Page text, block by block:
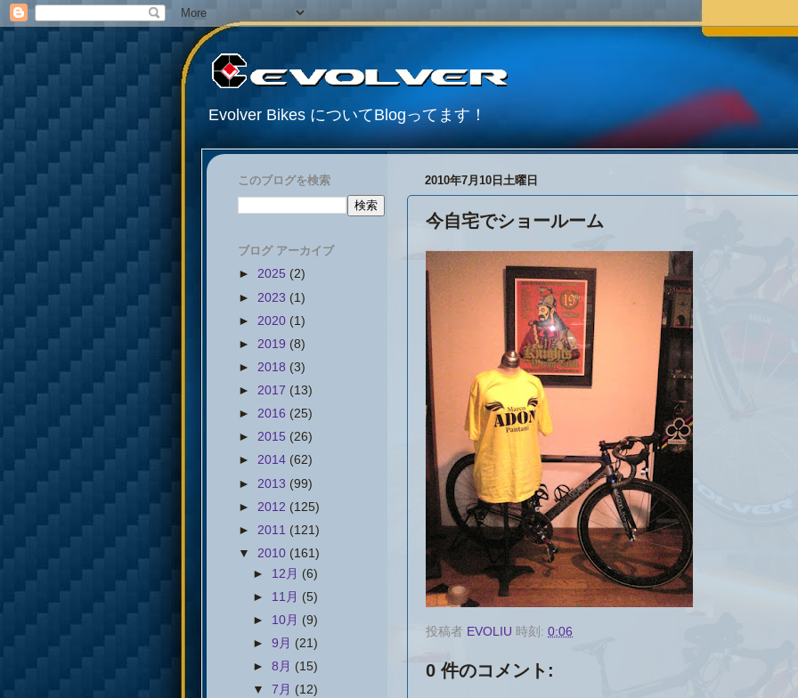
Evolver Bikes についてBlogってます！
2010年7月10日土曜日
今自宅でショールーム
投稿者 EVOLIU 時刻: 0:06
0 件のコメント:
このブログを検索
ブログ アーカイブ
► 2025 (2)
► 2023 (1)
► 2020 (1)
► 2019 (8)
► 2018 (3)
► 2017 (13)
► 2016 (25)
► 2015 (26)
► 2014 (62)
► 2013 (99)
► 2012 (125)
► 2011 (121)
▼ 2010 (161)
► 12月 (6)
► 11月 (5)
► 10月 (9)
►9月 (21)
►8月 (15)
▼7月 (12)